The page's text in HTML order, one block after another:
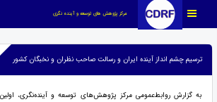
مرکز پژوهش های توسعه و آینده نگری
ترسیم چشم انداز آینده ایران و رسالت صاحب نظران و نخبگان کشور
به گزارش روابط‌عمومی مرکز پژوهش‌های توسعه و آینده‌نگری، اولین